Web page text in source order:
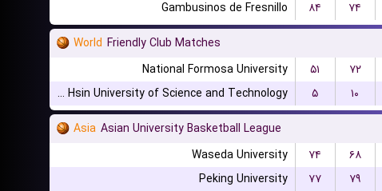
Gambusinos de Fresnillo
۸۴ ۷۴
World Friendly Club Matches
National Formosa University
۵۱ ۷۲
Chien Hsin University of Science and Technology
۵ ۱۰
Asia Asian University Basketball League
Waseda University
۷۴ ۶۸
Peking University
۷۷ ۷۹